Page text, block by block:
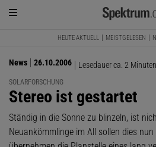
HEUTE AKTUELL MEISTGELESEN
News 26.10.2006 Lesedauer ca. 2 Minuten
SOLARFORSCHUNG
:
Stereo ist gestartet
Ständig in die Sonne zu blinzeln, ist
Neuankömmlinge im All sollen dies